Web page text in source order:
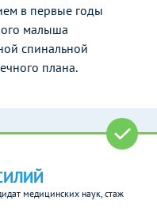
в первые годы
малыша
спинальной
плана.
медицинских наук, стаж